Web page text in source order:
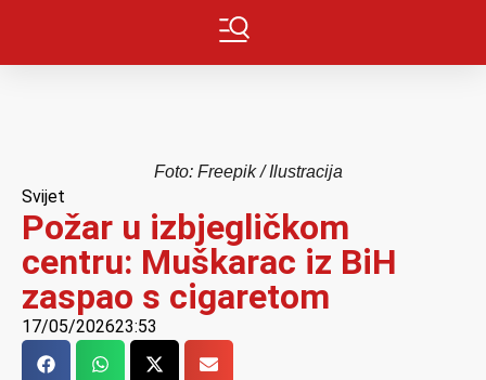
Foto: Freepik / Ilustracija
Svijet
Požar u izbjegličkom
centru: Muškarac iz BiH
zaspao s cigaretom
17/05/202623:53